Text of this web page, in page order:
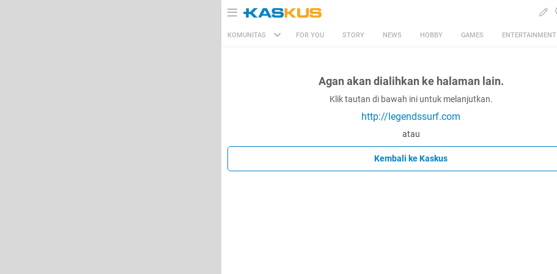
KOMUNITAS FOR YOU STORY NEWS HOBBY GAMES ENTERTAINMENT
Agan akan dialihkan ke halaman lain.
Klik tautan di bawah ini untuk melanjutkan.
http://legendssurf.com
atau
Kembali ke Kaskus